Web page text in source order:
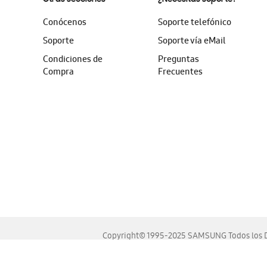
Conócenos
Soporte
Condiciones de
Compra
Soporte telefónico
Soporte vía eMail
Preguntas
Frecuentes
Copyright© 1995-2025 SAMSUNG Todos los